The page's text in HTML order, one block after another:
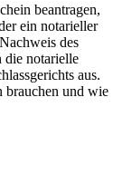
beantragen,
ein notarieller
des
die notarielle
aus.
brauchen und wie